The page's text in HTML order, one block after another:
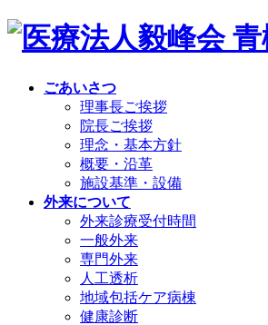
ごあいさつ
理事長ご挨拶
院長ご挨拶
理念・基本方針
概要・沿革
施設基準・設備
外来について
外来診療受付時間
一般外来
専門外来
人工透析
地域包括ケア病棟
健康診断